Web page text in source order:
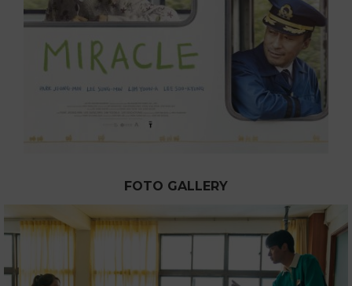
FOTO GALLERY